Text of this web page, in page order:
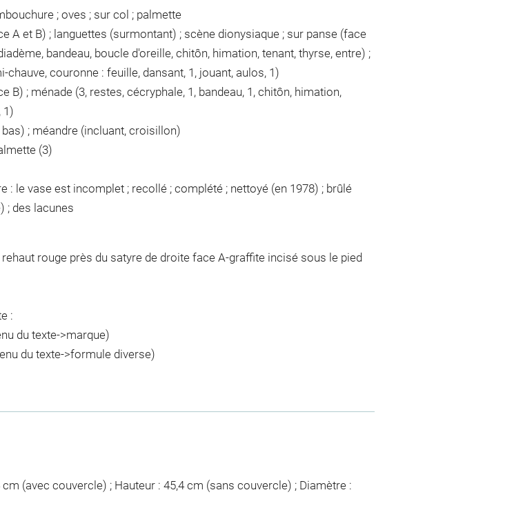
; oves ; sur col ; palmette
A et B) ; languettes (surmontant) ; scène dionysiaque ; sur panse (face
bandeau, boucle d'oreille, chitôn, himation, tenant, thyrse, entre) ;
chauve, couronne : feuille, dansant, 1, jouant, aulos, 1)
B) ; ménade (3, restes, cécryphale, 1, bandeau, 1, chitôn, himation,
1)
; méandre (incluant, croisillon)
(3)
: le vase est incomplet ; recollé ; complété ; nettoyé (en 1978) ; brûlé
; des lacunes
rouge près du satyre de droite face A-graffite incisé sous le pied
:
du texte->marque)
du texte->formule diverse)
cm (avec couvercle) ; Hauteur : 45,4 cm (sans couvercle) ; Diamètre :